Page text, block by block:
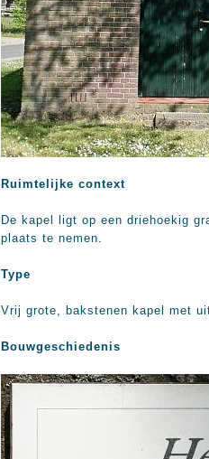
Ruimtelijke context
De kapel ligt op een driehoekig
plaats te nemen.
Type
Vrij grote, bakstenen kapel met
Bouwgeschiedenis